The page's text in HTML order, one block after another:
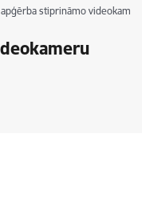
stiprināmo